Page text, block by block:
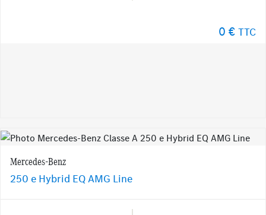
0 € TTC
Mercedes-Benz
250 e Hybrid EQ AMG Line